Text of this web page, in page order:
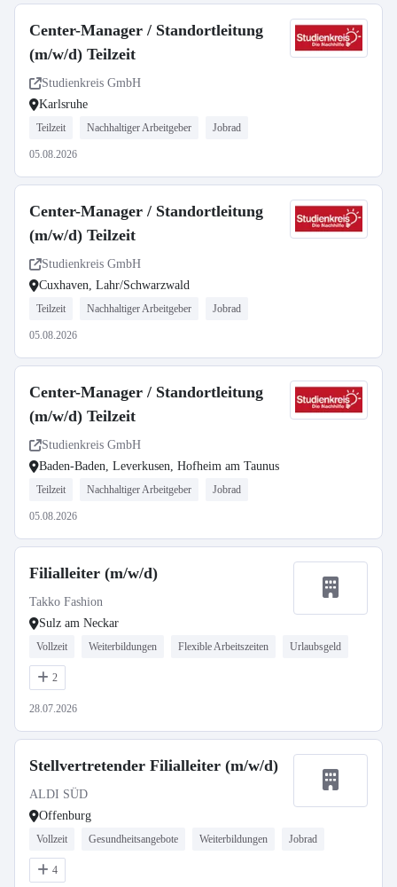
Center-Manager / Standortleitung
(m/w/d) Teilzeit
Studienkreis GmbH
Karlsruhe
Teilzeit Nachhaltiger Arbeitgeber Jobrad
05.08.2026
Center-Manager / Standortleitung
(m/w/d) Teilzeit
Studienkreis GmbH
Cuxhaven, Lahr/Schwarzwald
Teilzeit Nachhaltiger Arbeitgeber Jobrad
05.08.2026
Center-Manager / Standortleitung
(m/w/d) Teilzeit
Studienkreis GmbH
Baden-Baden, Leverkusen, Hofheim am Taunus
Teilzeit Nachhaltiger Arbeitgeber Jobrad
05.08.2026
Filialleiter (m/w/d)
Takko Fashion
Sulz am Neckar
Vollzeit Weiterbildungen Flexible Arbeitszeiten Urlaubsgeld
2
28.07.2026
Stellvertretender Filialleiter (m/w/d)
ALDI SÜD
Offenburg
Vollzeit Gesundheitsangebote Weiterbildungen Jobrad
4